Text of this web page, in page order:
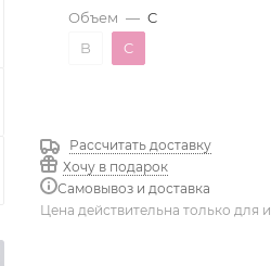
Объем — C
B
C
Рассчитать доставку
Хочу в подарок
Самовывоз и доставка
Цена действительна только для